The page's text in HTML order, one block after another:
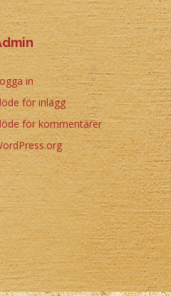
in
för inlägg
för kommentarer